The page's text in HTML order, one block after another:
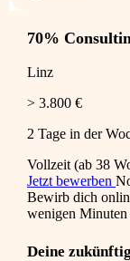
70%
Linz
> 3.800 €
2 Tage in der
Vollzeit (ab 38
Jetzt bewerben
Bewirb dich
wenigen Minuten
Deine